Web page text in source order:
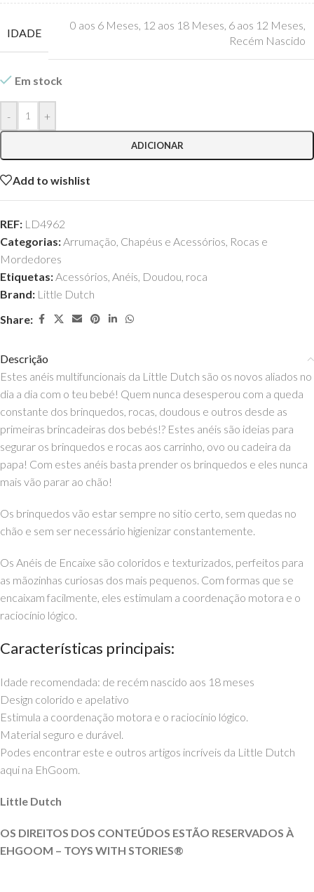
IDADE
0 aos 6 Meses, 12 aos 18 Meses, 6 aos 12 Meses,
Recém Nascido
Em stock
- +
ADICIONAR
Add to wishlist
REF: LD4962
Categorias:Arrumação, Chapéus e Acessórios, Rocas e
Mordedores
Etiquetas:Acessórios, Anéis, Doudou, roca
Brand: Little Dutch
Share:
Descrição
Estes anéis multifuncionais da Little Dutch são os novos aliados no
dia a dia com o teu bebé! Quem nunca desesperou com a queda
constante dos brinquedos, rocas, doudous e outros desde as
primeiras brincadeiras dos bebés!? Estes anéis são ideias para
segurar os brinquedos e rocas aos carrinho, ovo ou cadeira da
papa! Com estes anéis basta prender os brinquedos e eles nunca
mais vão parar ao chão!
Os brinquedos vão estar sempre no sitio certo, sem quedas no
chão e sem ser necessário higienizar constantemente.
Os Anéis de Encaixe são coloridos e texturizados, perfeitos para
as mãozinhas curiosas dos mais pequenos. Com formas que se
encaixam facilmente, eles estimulam a coordenação motora e o
raciocínio lógico.
Características principais:
Idade recomendada: de recém nascido aos 18 meses
Design colorido e apelativo
Estimula a coordenação motora e o raciocínio lógico.
Material seguro e durável.
Podes encontrar este e outros artigos incríveis da Little Dutch
aqui na EhGoom.
Little Dutch
OS DIREITOS DOS CONTEÚDOS ESTÃO RESERVADOS À
EHGOOM – TOYS WITH STORIES®️